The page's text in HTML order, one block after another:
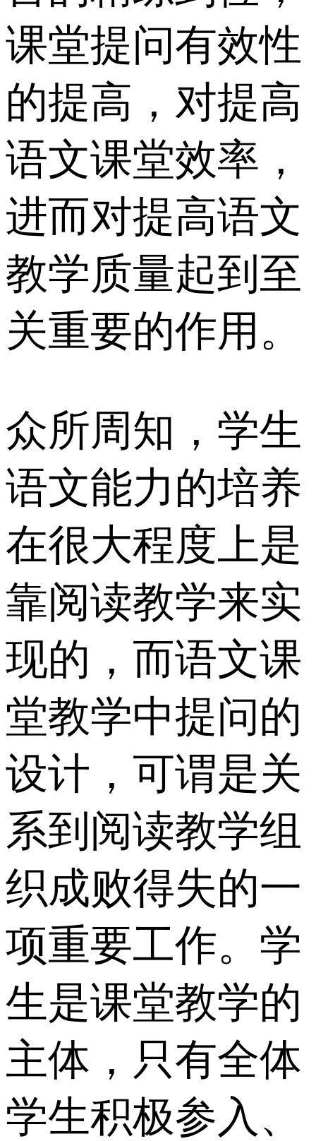
课堂提问有效性
的提高，对提高
语文课堂效率，
进而对提高语文
教学质量起到至
关重要的作用。
众所周知，学生
语文能力的培养
在很大程度上是
靠阅读教学来实
现的，而语文课
堂教学中提问的
设计，可谓是关
系到阅读教学组
织成败得失的一
项重要工作。学
生是课堂教学的
主体，只有全体
学生积极参入、